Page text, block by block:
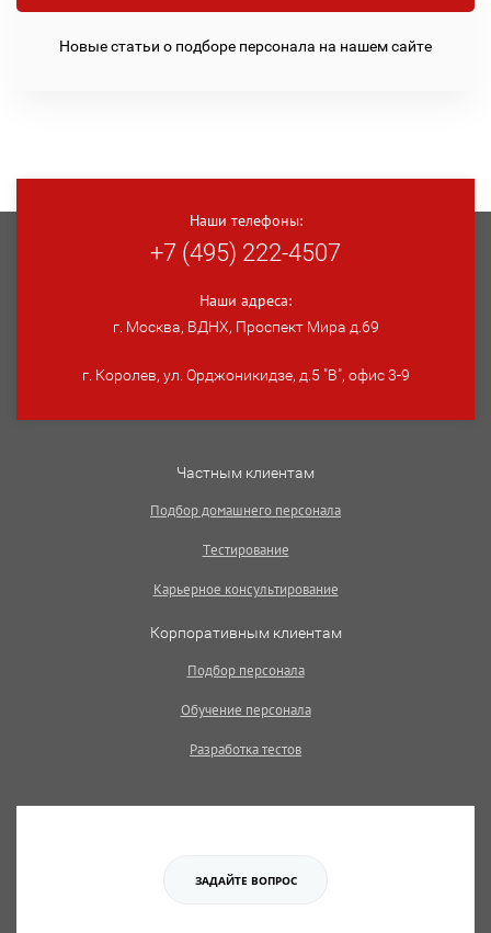
Новые статьи о подборе персонала на нашем сайте
Наши телефоны:
+7 (495) 222-4507
Наши адреса:
г. Москва, ВДНХ, Проспект Мира д.69
г. Королев, ул. Орджоникидзе, д.5 "В", офис 3-9
Частным клиентам
Подбор домашнего персонала
Тестирование
Карьерное консультирование
Корпоративным клиентам
Подбор персонала
Обучение персонала
Разработка тестов
ЗАДАЙТЕ ВОПРОС